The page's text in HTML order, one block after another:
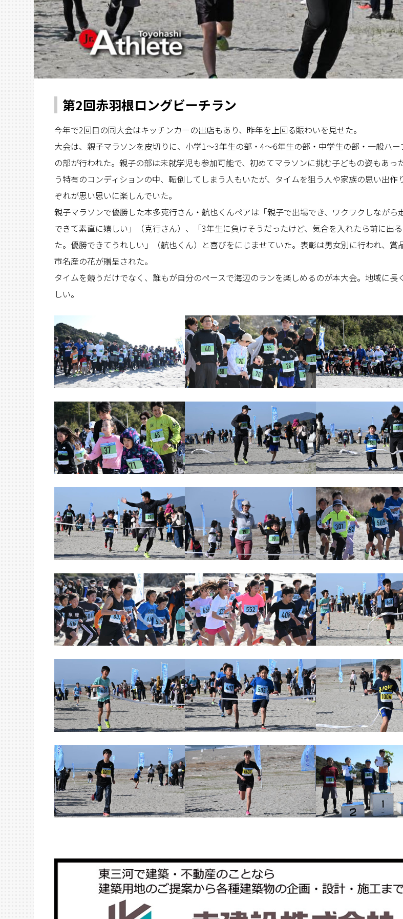
第2回赤羽根ロングビーチラン
今年で2回目の同大会はキッチンカーの出店もあり、昨年を上回る賑わいを見せた。
大会は、親子マラソンを皮切りに、小学1～3年生の部・4～6年生の部・中学生の部・一般ハ
の部が行われた。親子の部は未就学児も参加可能で、初めてマラソンに挑む子どもの姿もあっ
う特有のコンディションの中、転倒してしまう人もいたが、タイムを狙う人や家族の思い出作
ぞれが思い思いに楽しんでいた。
親子マラソンで優勝した本多克行さん・航也くんペアは「親子で出場でき、ワクワクしながら
できて素直に嬉しい」（克行さん）、「3年生に負けそうだったけど、気合を入れたら前に出
た。優勝できてうれしい」（航也くん）と喜びをにじませていた。表彰は男女別に行われ、賞
市名産の花が贈呈された。
タイムを競うだけでなく、誰もが自分のペースで海辺のランを楽しめるのが本大会。地域に長
しい。